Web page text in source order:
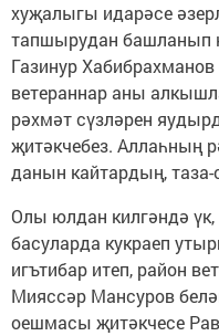
хуҗалыгы идарәсе
тапшырудан башланып
Газинур
ветераннар аны
рәхмәт сүзләрен
җитәкчебез. Аллаһның
данын кайтардың, таза-
Олы юлдан килгәндә
басуларда кукраеп
игътибар итеп, район
Мияссәр Мансуров
оешмасы җитәкчесе